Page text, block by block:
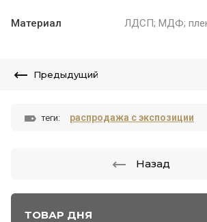
ТОВАР ДНЯ
Материал ЛДСП; МДФ;
Предыдущий
теги: распродажа с экспозиции
Назад